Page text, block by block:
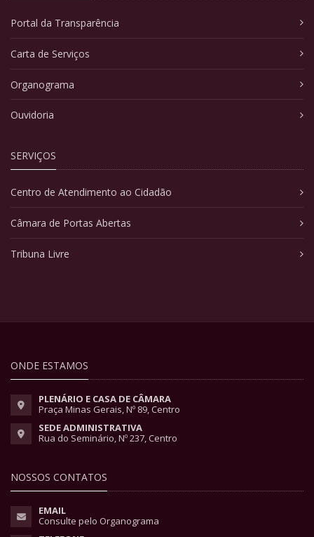
Portal da Transparência
Carta de Serviços
Organograma
Ouvidoria
SERVIÇOS
Centro de Atendimento ao Cidadão
Câmara de Portas Abertas
Tribuna Livre
ONDE ESTAMOS
PLENÁRIO E CASA DE CÂMARA
Praça Minas Gerais, Nº 89, Centro
SEDE ADMINISTRATIVA
Rua do Seminário, Nº 237, Centro
NOSSOS CONTATOS
EMAIL
Consulte pelo Organograma